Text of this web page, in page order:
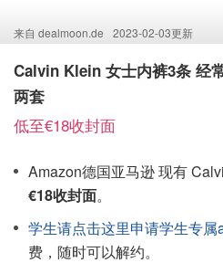
来自 dealmoon.de 2023-02-03更新
Calvin Klein 女士内裤3条 经
两套
低至€18收封面
Amazon德国亚马逊 现有
€18收封面。
学生请点击这里申请学生专属
费，随时可以解约。